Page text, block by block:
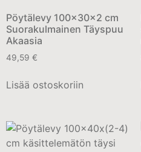
Pöytälevy 100x30x2 cm
Suorakulmainen Täyspuu
Akaasia
49,59 €
Lisää ostoskoriin